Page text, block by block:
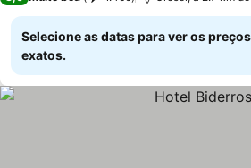
Selecione as datas para ver os preços
exatos.